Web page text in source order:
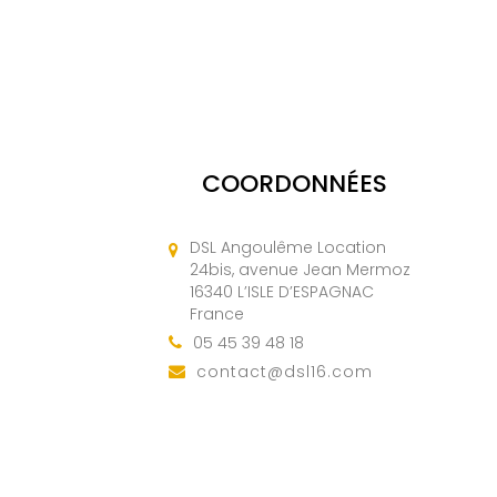
COORDONNÉES
DSL Angoulême Location
24bis, avenue Jean Mermoz
16340 L’ISLE D’ESPAGNAC
France
05 45 39 48 18
contact@dsl16.com